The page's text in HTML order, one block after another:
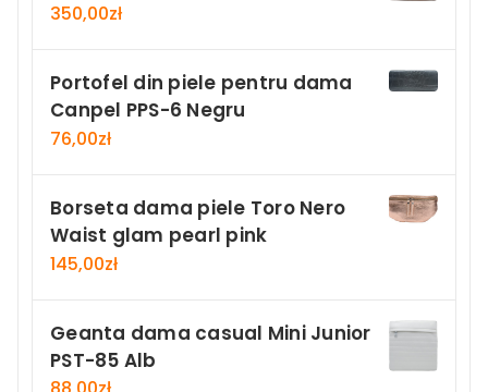
350,00zł
Portofel din piele pentru dama
Canpel PPS-6 Negru
76,00zł
Borseta dama piele Toro Nero
Waist glam pearl pink
145,00zł
Geanta dama casual Mini Junior
PST-85 Alb